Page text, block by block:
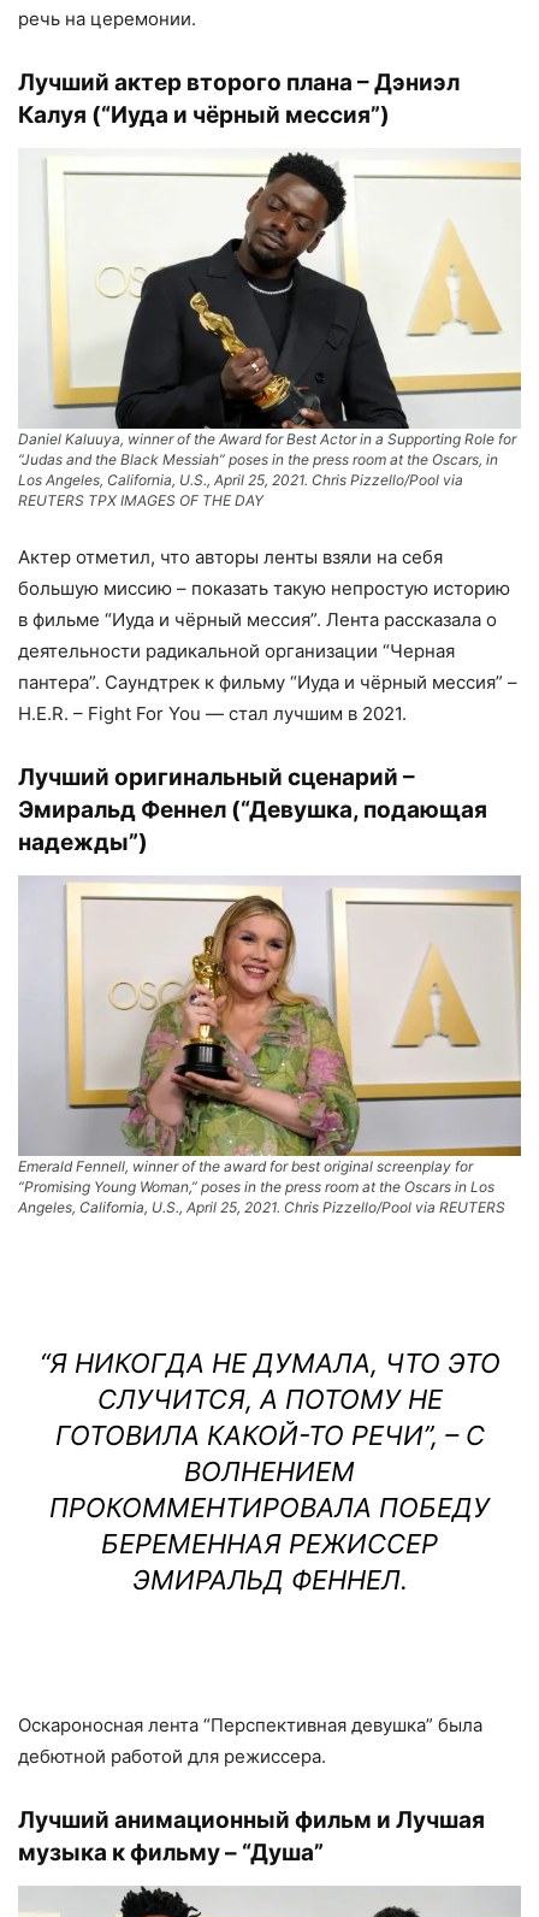
речь на церемонии.
Лучший актер второго плана – Дэниэл
Калуя (“Иуда и чёрный мессия”)
Daniel Kaluuya, winner of the Award for Best Actor in a Supporting Role for
“Judas and the Black Messiah” poses in the press room at the Oscars, in
Los Angeles, California, U.S., April 25, 2021. Chris Pizzello/Pool via
REUTERS TPX IMAGES OF THE DAY
Актер отметил, что авторы ленты взяли на себя
большую миссию – показать такую непростую историю
в фильме “Иуда и чёрный мессия”. Лента рассказала о
деятельности радикальной организации “Черная
пантера”. Саундтрек к фильму “Иуда и чёрный мессия” –
H.E.R. – Fight For You — стал лучшим в 2021.
Лучший оригинальный сценарий –
Эмиральд Феннел (“Девушка, подающая
надежды”)
Emerald Fennell, winner of the award for best original screenplay for
“Promising Young Woman,” poses in the press room at the Oscars in Los
Angeles, California, U.S., April 25, 2021. Chris Pizzello/Pool via REUTERS
“Я НИКОГДА НЕ ДУМАЛА, ЧТО ЭТО
СЛУЧИТСЯ, А ПОТОМУ НЕ
ГОТОВИЛА КАКОЙ-ТО РЕЧИ”, – С
ВОЛНЕНИЕМ
ПРОКОММЕНТИРОВАЛА ПОБЕДУ
БЕРЕМЕННАЯ РЕЖИССЕР
ЭМИРАЛЬД ФЕННЕЛ.
Оскароносная лента “Перспективная девушка” была
дебютной работой для режиссера.
Лучший анимационный фильм и Лучшая
музыка к фильму – “Душа”